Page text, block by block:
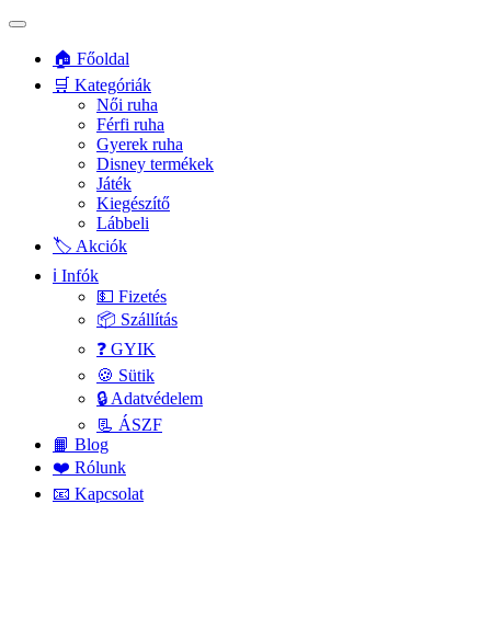
🏠 Főoldal
🛒 Kategóriák
Női ruha
Férfi ruha
Gyerek ruha
Disney termékek
Játék
Kiegészítő
Lábbeli
🏷️ Akciók
ℹ️ Infók
💵 Fizetés
📦 Szállítás
❓ GYIK
🍪 Sütik
🔒 Adatvédelem
📃 ÁSZF
📙 Blog
❤️ Rólunk
📧 Kapcsolat